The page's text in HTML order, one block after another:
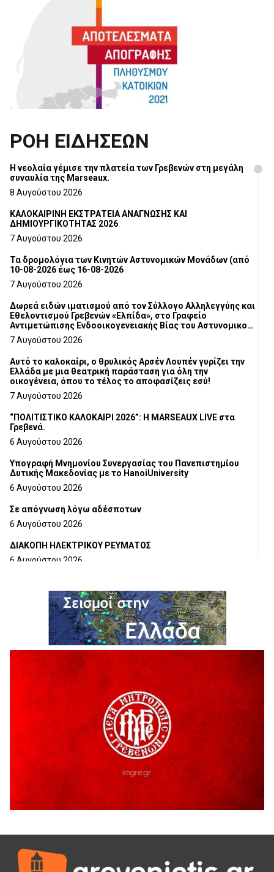
ΡΟΗ ΕΙΔΗΣΕΩΝ
Η νεολαία γέμισε την πλατεία των Γρεβενών στη μεγάλη
συναυλία της Marseaux.
8 Αυγούστου 2026
ΚΑΛΟΚΑΙΡΙΝΗ ΕΚΣΤΡΑΤΕΙΑ ΑΝΑΓΝΩΣΗΣ ΚΑΙ
ΔΗΜΙΟΥΡΓΙΚΟΤΗΤΑΣ 2026
7 Αυγούστου 2026
Τα δρομολόγια των Κινητών Αστυνομικών Μονάδων (από
10-08-2026 έως 16-08-2026
7 Αυγούστου 2026
Δωρεά ειδών ιματισμού από τον Σύλλογο Αλληλεγγύης και
Εθελοντισμού Γρεβενών «Ελπίδα», στο Γραφείο
Αντιμετώπισης Ενδοοικογενειακής Βίας του Αστυνομικού
Τμήματος Γρεβενών
7 Αυγούστου 2026
Αυτό το καλοκαίρι, ο θρυλικός Αρσέν Λουπέν γυρίζει την
Ελλάδα με μια θεατρική παράσταση για όλη την
οικογένεια, όπου το τέλος το αποφασίζεις εσύ!
7 Αυγούστου 2026
“ΠΟΛΙΤΙΣΤΙΚΟ ΚΑΛΟΚΑΙΡΙ 2026”: Η MARSEAUX LIVE στα
Γρεβενά.
6 Αυγούστου 2026
Υπογραφή Μνημονίου Συνεργασίας του Πανεπιστημίου
Δυτικής Μακεδονίας με το HanoiUniversity
6 Αυγούστου 2026
Σε απόγνωση λόγω αδέσποτων
6 Αυγούστου 2026
ΔΙΑΚΟΠΗ ΗΛΕΚΤΡΙΚΟΥ ΡΕΥΜΑΤΟΣ
6 Αυγούστου 2026
6 Αυγούστου 2026
H παραδοχή λαθών είναι (και) δύναμη
5 Αυγούστου 2026
Ο ΑΝΔΡΕΑΣ ΑΣΛΑΝΙΔΗΣ ΣΥΝΕΧΙΖΕΙ ΣΤΟΝ ΠΡΩΤΕΑ
ΓΡΕΒΕΝΩΝ
Ευχαριστήριο Εκπολιτιστικού Συλλόγου Ταξιάρχη προς κ.
Παρασχάκη Αθανάσιο
5 Αυγούστου 2026
Διακοπή υδροδότησης του Α΄ κλάδου ύδρευσης
5 Αυγούστου 2026
Η Marseaux στα Γρεβενά για μια μοναδική συναυλία
5 Αυγούστου 2026
Καλοκαιριού 2026» με την βραβευμένη ταινία «Μικρές
Ανάσες».
5 Αυγούστου 2026